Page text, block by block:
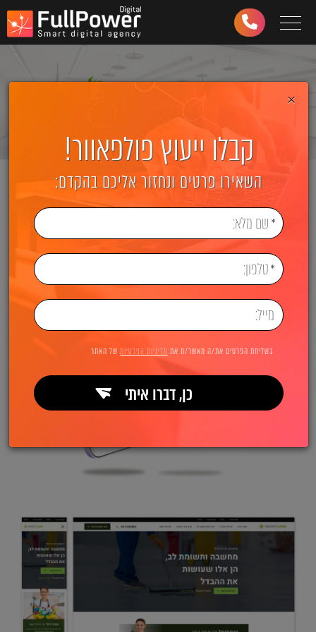
Toggle navigation
03-
997 ×
קבלו ייעוץ פולפאוור!
השאירו פרטים ונחזור אליכם בהקדם:
בשליחת הפרטים את/ה מאשר/ת את מדיניות הפרטיותשל האתר
כן, דברו איתי